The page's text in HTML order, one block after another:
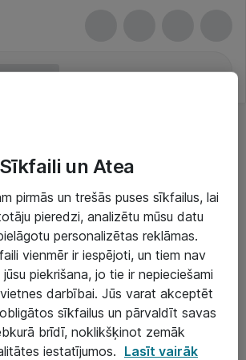
Sīkfaili un Atea
pirmās un trešās puses sīkfailus, lai
pieredzi, analizētu mūsu datu
personalizētas reklāmas.
vienmēr ir iespējoti, un tiem nav
piekrišana, jo tie ir nepieciešami
darbībai. Jūs varat akceptēt
sīkfailus un pārvaldīt savas
brīdī, noklikšķinot zemāk
iestatījumos. Lasīt vairāk